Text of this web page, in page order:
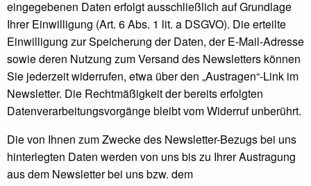
eingegebenen Daten erfolgt ausschließlich auf Grundlage
Ihrer Einwilligung (Art. 6 Abs. 1 lit. a DSGVO). Die erteilte
Einwilligung zur Speicherung der Daten, der E-Mail-Adresse
sowie deren Nutzung zum Versand des Newsletters können
Sie jederzeit widerrufen, etwa über den „Austragen“-Link im
Newsletter. Die Rechtmäßigkeit der bereits erfolgten
Datenverarbeitungsvorgänge bleibt vom Widerruf unberührt.
Die von Ihnen zum Zwecke des Newsletter-Bezugs bei uns
hinterlegten Daten werden von uns bis zu Ihrer Austragung
aus dem Newsletter bei uns bzw. dem